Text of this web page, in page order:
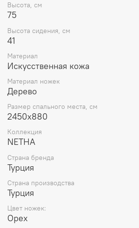
Высота, см
75
Высота сидения, см
41
Материал
Искусственная кожа
Материал ножек
Дерево
Размер спального места, см
2450x880
Коллекция
NETHA
Страна бренда
Турция
Страна производства
Турция
Цвет ножек:
Орех